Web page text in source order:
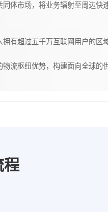
体市场，将业务辐射至周边快
有超过五千万互联网用户的区
物流枢纽优势，构建面向全球的
程